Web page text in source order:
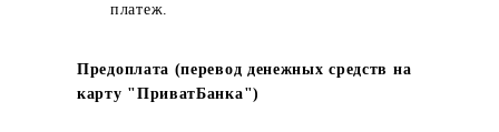
платеж.
Предоплата (перевод денежных средств на
карту "ПриватБанка")